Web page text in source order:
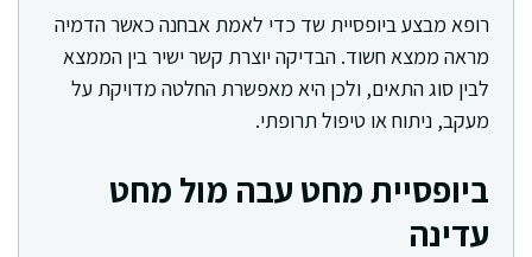
רופא מבצע ביופסיית שד כדי לאמת אבחנה כאשר הדמיה
מראה ממצא חשוד. הבדיקה יוצרת קשר ישיר בין הממצא
לבין סוג התאים, ולכן היא מאפשרת החלטה מדויקת על
מעקב, ניתוח או טיפול תרופתי.
ביופסיית מחט עבה מול מחט
עדינה